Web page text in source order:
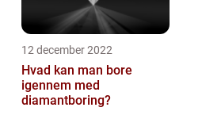
12 december 2022
Hvad kan man bore
igennem med
diamantboring?